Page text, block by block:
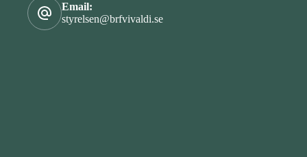
Email:
styrelsen@brfvivaldi.se